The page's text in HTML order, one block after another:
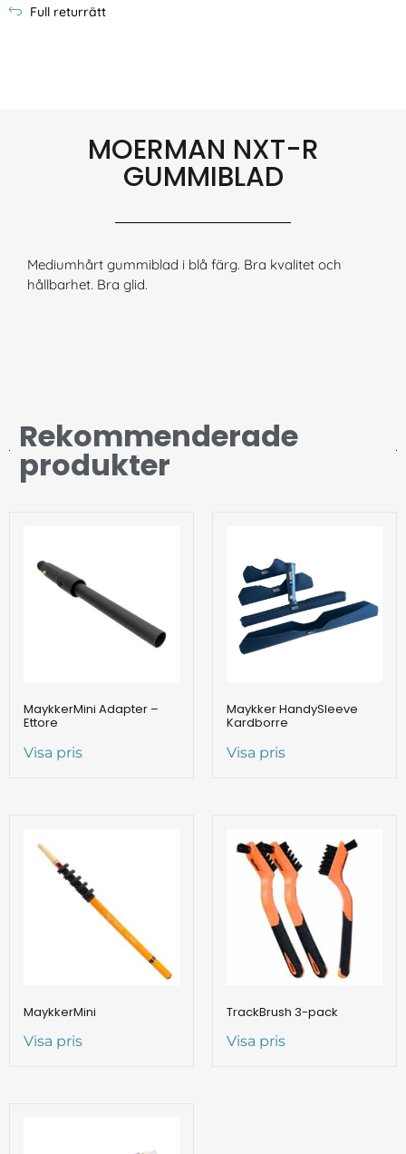
Full returrätt
MOERMAN NXT-R
GUMMIBLAD
Mediumhårt gummiblad i blå färg. Bra kvalitet och
hållbarhet. Bra glid.
Rekommenderade
produkter
MaykkerMini Adapter –
Ettore
Visa pris
Maykker HandySleeve
Kardborre
Visa pris
MaykkerMini
Visa pris
TrackBrush 3-pack
Visa pris